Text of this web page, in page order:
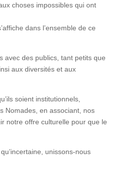
choses impossibles qui ont
dans l’ensemble de ce
avec des publics, tant petits que
aux diversités et aux
soient institutionnels,
Nomades, en associant, nos
notre offre culturelle pour que le
unissons-nous